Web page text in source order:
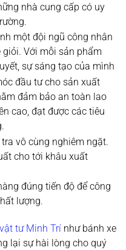
nhà cung cấp có uy
một đội ngũ công nhân
Với mỗi sản phẩm
sự sáng tạo của mình
đầu tư cho sản xuất
đảm bảo an toàn lao
cao, đạt được các tiêu
vô cùng nghiêm ngặt.
cho tới khâu xuất
đúng tiến độ để công
lượng.
vật tư Minh Trí như bánh xe
lại sự hài lòng cho quý